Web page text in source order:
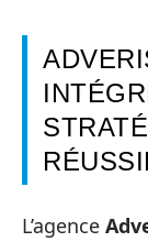
L’agence